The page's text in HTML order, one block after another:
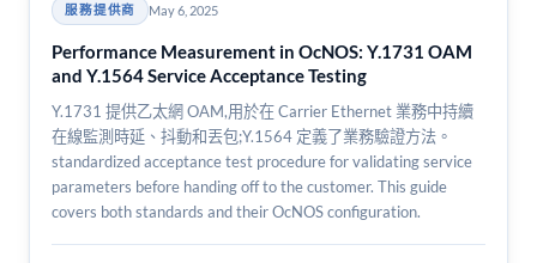
服務提供商 May 6, 2025
Performance Measurement in OcNOS: Y.1731 OAM
and Y.1564 Service Acceptance Testing
Y.1731 提供乙太網 OAM,用於在 Carrier Ethernet 業務中持續
在線監測時延、抖動和丟包;Y.1564 定義了業務驗證方法。
standardized acceptance test procedure for validating service
parameters before handing off to the customer. This guide
covers both standards and their OcNOS configuration.